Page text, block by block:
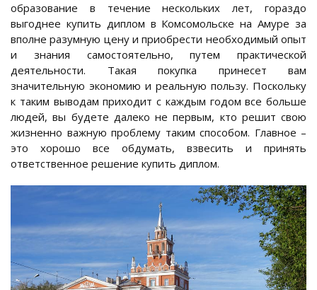
образование в течение нескольких лет, гораздо
выгоднее купить диплом в Комсомольске на Амуре за
вполне разумную цену и приобрести необходимый опыт
и знания самостоятельно, путем практической
деятельности. Такая покупка принесет вам
значительную экономию и реальную пользу. Поскольку
к таким выводам приходит с каждым годом все больше
людей, вы будете далеко не первым, кто решит свою
жизненно важную проблему таким способом. Главное –
это хорошо все обдумать, взвесить и принять
ответственное решение купить диплом.